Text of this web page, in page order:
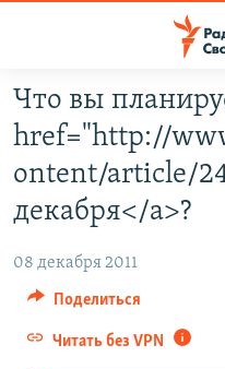
упрощенного
доступа
Вернуться
основному
Вернутся
навигации
АВТОРСКИЕ ПРОЕКТЫ
ЦИТАТЫ СВОБОДЫ
МНЕНИЯ
КУЛЬТУРА
IDEL.РЕАЛИИ
Что вы
href="http://
ontent/article/
декабря</a>?
08 декабря 2011
Поделиться
Читать без VPN